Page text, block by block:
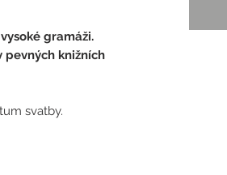
gramáži.
pevných knižních
svatby.